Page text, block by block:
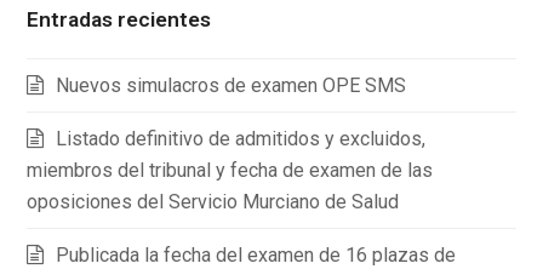
Entradas recientes
Nuevos simulacros de examen OPE SMS
Listado definitivo de admitidos y excluidos,
miembros del tribunal y fecha de examen de las
oposiciones del Servicio Murciano de Salud
Publicada la fecha del examen de 16 plazas de